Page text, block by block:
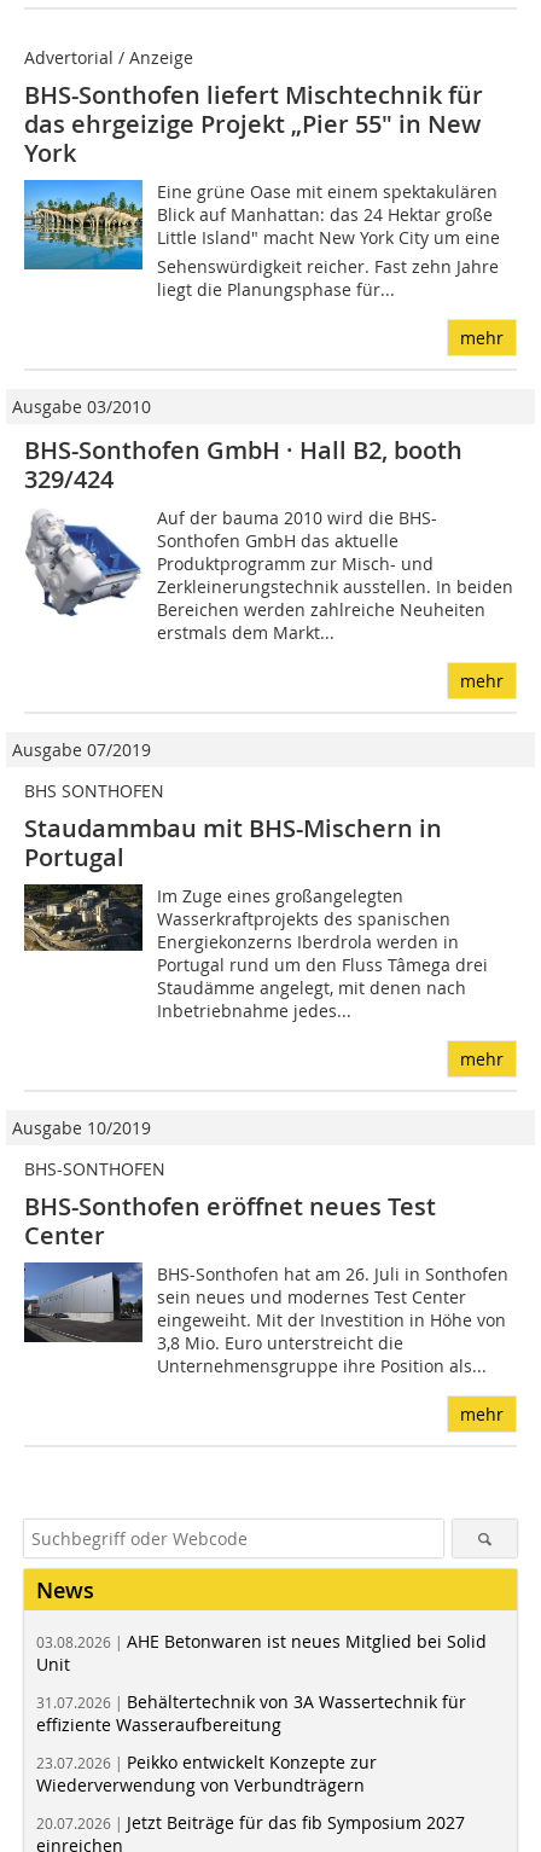
Advertorial / Anzeige
BHS-Sonthofen liefert Mischtechnik für
das ehrgeizige Projekt „Pier 55" in New
York
Eine grüne Oase mit einem spektakulären
Blick auf Manhattan: das 24 Hektar große
Little Island" macht New York City um eine
Sehenswürdigkeit reicher. Fast zehn Jahre
liegt die Planungsphase für...
mehr
Ausgabe 03/2010
BHS-Sonthofen GmbH · Hall B2, booth
329/424
Auf der bauma 2010 wird die BHS-
Sonthofen GmbH das aktuelle
Produktprogramm zur Misch- und
Zerkleinerungstechnik ausstellen. In beiden
Bereichen werden zahlreiche Neuheiten
erstmals dem Markt...
mehr
Ausgabe 07/2019
BHS SONTHOFEN
Staudammbau mit BHS-Mischern in
Portugal
Im Zuge eines großangelegten
Wasserkraftprojekts des spanischen
Energiekonzerns Iberdrola werden in
Portugal rund um den Fluss Tâmega drei
Staudämme angelegt, mit denen nach
Inbetriebnahme jedes...
mehr
Ausgabe 10/2019
BHS-SONTHOFEN
BHS-Sonthofen eröffnet neues Test
Center
BHS-Sonthofen hat am 26. Juli in Sonthofen
sein neues und modernes Test Center
eingeweiht. Mit der Investition in Höhe von
3,8 Mio. Euro unterstreicht die
Unternehmensgruppe ihre Position als...
mehr
News
03.08.2026 | AHE Betonwaren ist neues Mitglied bei Solid
Unit
31.07.2026 | Behältertechnik von 3A Wassertechnik für
effiziente Wasseraufbereitung
23.07.2026 | Peikko entwickelt Konzepte zur
Wiederverwendung von Verbundträgern
20.07.2026 | Jetzt Beiträge für das fib Symposium 2027
einreichen